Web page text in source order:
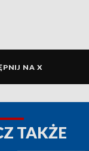
NA X
TAKŻE